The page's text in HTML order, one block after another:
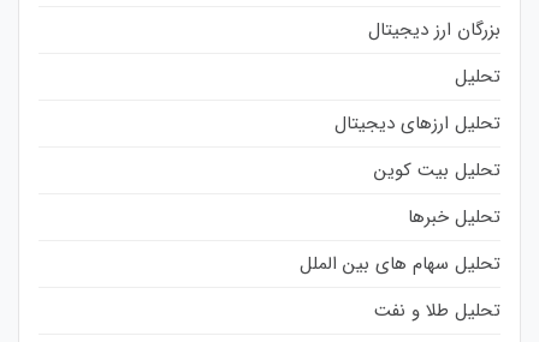
بزرگان ارز دیجیتال
تحلیل
تحلیل ارزهای دیجیتال
تحلیل بیت کوین
تحلیل خبرها
تحلیل سهام های بین الملل
تحلیل طلا و نفت